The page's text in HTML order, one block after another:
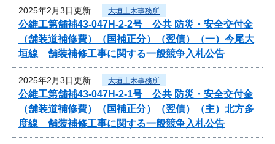
2025年2月3日更新 大垣土木事務所
公維工第舗補43-047H-2-2号 公共 防災・安全交付金
（舗装道補修費）（国補正分）（翌債）（一）今尾大
垣線 舗装補修工事に関する一般競争入札公告
2025年2月3日更新 大垣土木事務所
公維工第舗補43-047H-2-1号 公共 防災・安全交付金
（舗装道補修費）（国補正分）（翌債）（主）北方多
度線 舗装補修工事に関する一般競争入札公告